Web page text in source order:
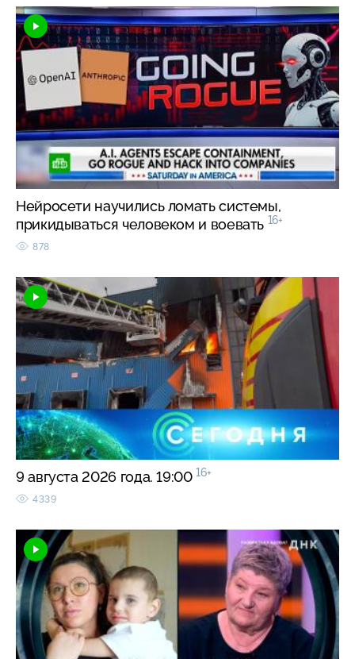
Нейросети научились ломать системы,
прикидываться человеком и воевать 16+
878
9 августа 2026 года. 19:00 16+
4339